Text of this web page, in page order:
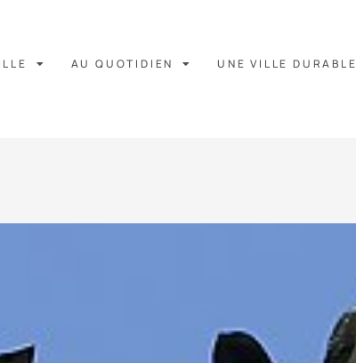
AU QUOTIDIEN UNE VILLE DURABLE